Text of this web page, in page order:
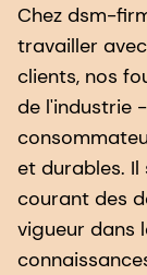
Chez dsm-
travailler
clients, nos
de l'industrie
et durables.
courant des
vigueur dans